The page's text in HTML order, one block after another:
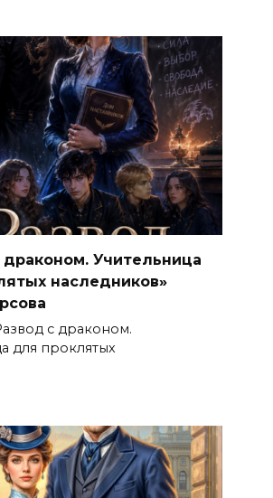
драконом. Учительница
наследников»
с драконом.
для проклятых